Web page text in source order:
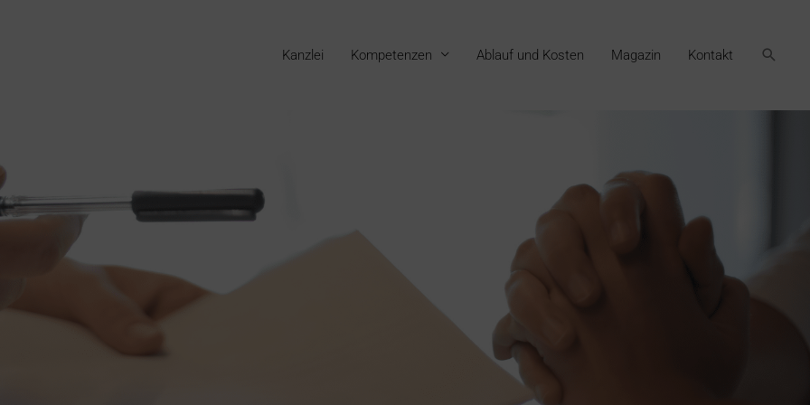
Kanzlei Kompetenzen Ablauf und Kosten Magazin Kontakt Suche